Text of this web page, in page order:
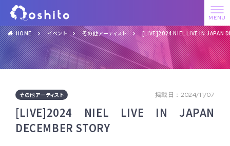
HOME イベント その他アーティスト [LIVE]2024 NIEL LIVE IN JAPAN
その他アーティスト 掲載日：2024/11/07
[LIVE]2024 NIEL LIVE IN JAPAN
DECEMBER STORY